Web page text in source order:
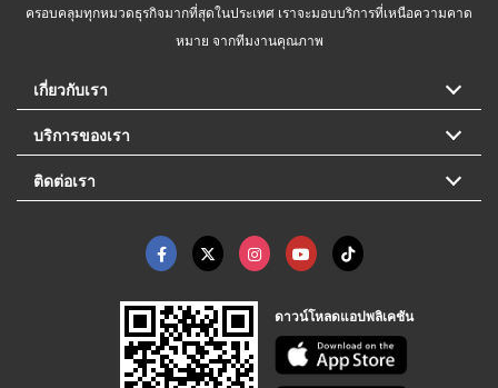
ครอบคลุมทุกหมวดธุรกิจมากที่สุดในประเทศ เราจะมอบบริการที่เหนือความคาด
หมาย จากทีมงานคุณภาพ
เกี่ยวกับเรา
บริการของเรา
ติดต่อเรา
ดาวน์โหลดแอปพลิเคชัน